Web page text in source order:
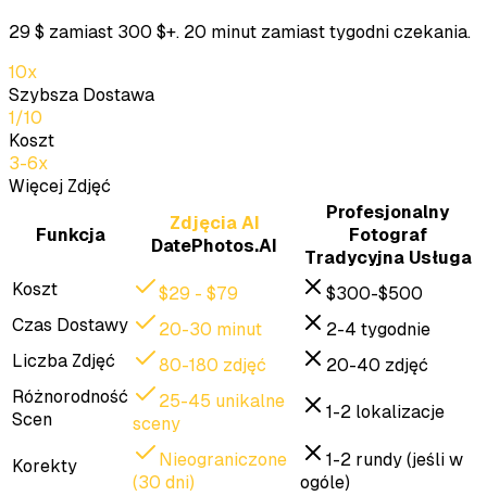
29 $ zamiast 300 $+. 20 minut zamiast tygodni czekania.
10x
Szybsza Dostawa
1/10
Koszt
3-6x
Więcej Zdjęć
Funkcja
Zdjęcia AI
DatePhotos.AI
Profesjonalny
Fotograf
Tradycyjna Usługa
Koszt
$29 - $79
$300-$500
Czas Dostawy
20-30 minut
2-4 tygodnie
Liczba Zdjęć
80-180 zdjęć
20-40 zdjęć
Różnorodność
Scen
25-45 unikalne
sceny
1-2 lokalizacje
Korekty
Nieograniczone
(30 dni)
1-2 rundy (jeśli w
ogóle)